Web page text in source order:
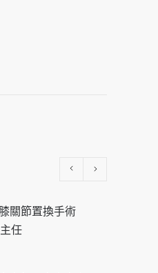
關節置換手術
任